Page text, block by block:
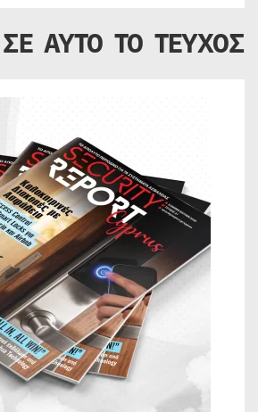
ΣΕ ΑΥΤΟ ΤΟ ΤΕΥΧΟΣ